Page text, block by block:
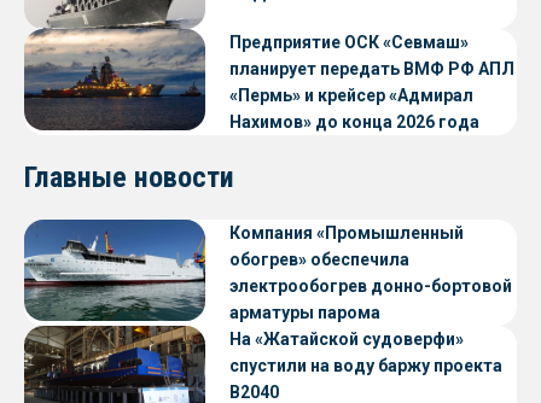
Предприятие ОСК «Севмаш»
планирует передать ВМФ РФ АПЛ
«Пермь» и крейсер «Адмирал
Нахимов» до конца 2026 года
Главные новости
Компания «Промышленный
обогрев» обеспечила
электрообогрев донно-бортовой
арматуры парома
«Петропавловск» проекта CNF22
На «Жатайской судоверфи»
спустили на воду баржу проекта
В2040